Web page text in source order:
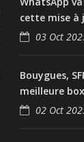
cette mise à
03 Oct
Bouygues,
meilleure
02 Oct